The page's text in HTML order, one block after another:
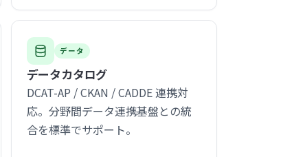
データ
データカタログ
DCAT-AP / CKAN / CADDE 連携対
応。分野間データ連携基盤との統
合を標準でサポート。